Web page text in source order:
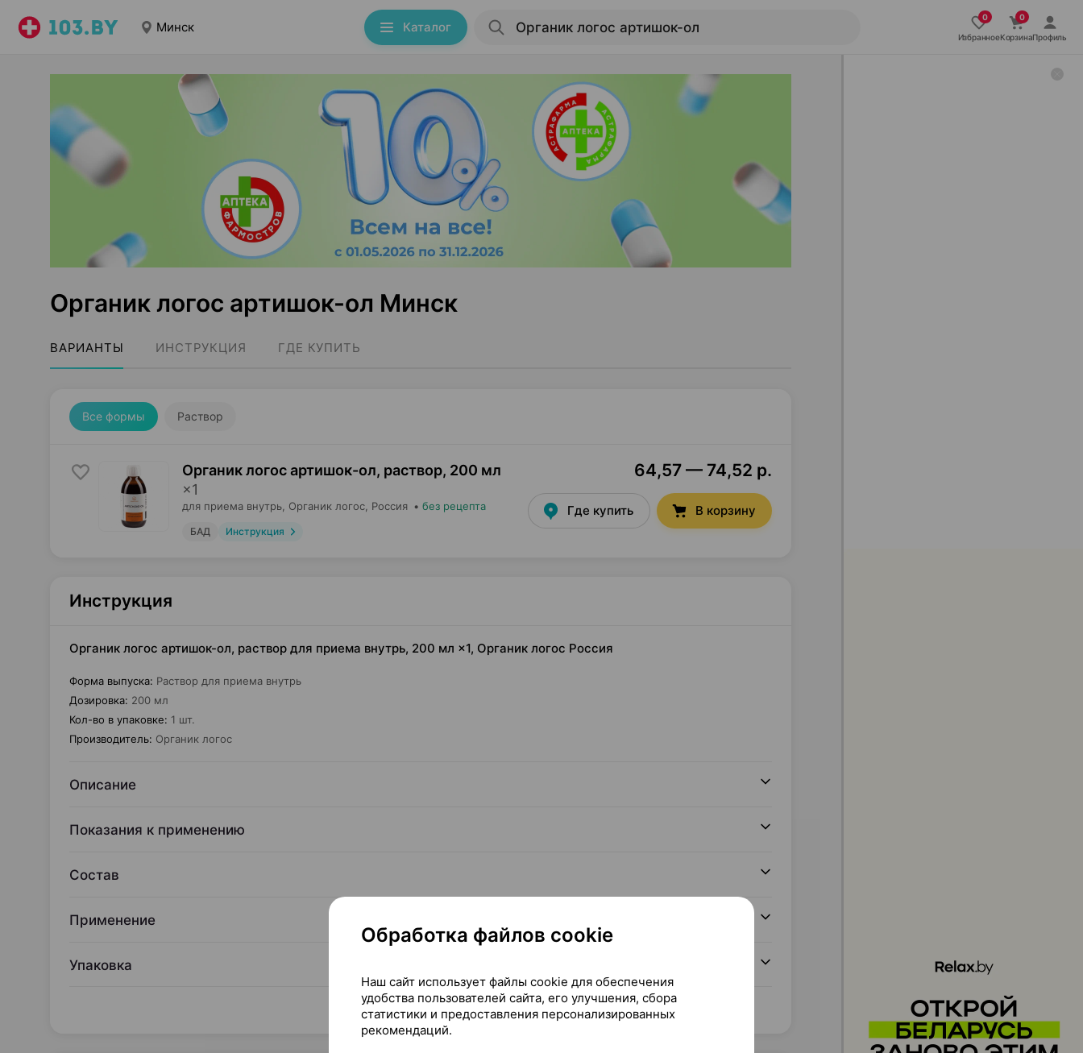
Минск Каталог
ИзбранноеКорзинаПрофиль
Органик логос артишок-ол Минск
ВАРИАНТЫ ИНСТРУКЦИЯ ГДЕ КУПИТЬ
Все формы Раствор
Органик логос артишок-ол, раствор, 200 мл
×1
для приема внутрь, Органик логос , Россия • без рецепта
БАД Инструкция
64,57 — 74,52 р.
Где купить В корзину
Инструкция
Органик логос артишок-ол, раствор для приема внутрь, 200 мл ×1, Органик логос Россия
Форма выпуска: Раствор для приема внутрь
Дозировка: 200 мл
Кол-во в упаковке: 1 шт.
Производитель: Органик логос
Описание
Показания к применению
Состав
Применение
Упаковка
Читать полностью
Обработка файлов cookie
Наш сайт использует файлы cookie для обеспечения
удобства пользователей сайта, его улучшения, сбора
статистики и предоставления персонализированных
рекомендаций.